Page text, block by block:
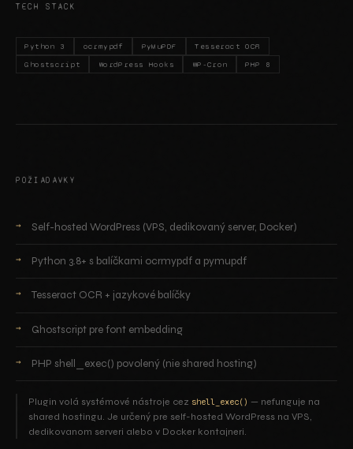
TECH STACK
Python 3 ocrmypdf PyMuPDF
Tesseract OCR
Ghostscript
WordPress Hooks WP-Cron PHP 8
POŽIADAVKY
Self-hosted WordPress (VPS, dedikovaný server, Docker)
Python 3.8+ s balíčkami ocrmypdf a pymupdf
Tesseract OCR + jazykové balíčky
Ghostscript pre font embedding
PHP shell_exec() povolený (nie shared hosting)
Plugin volá systémové nástroje cez shell_exec() — nefunguje na
shared hostingu. Je určený pre self-hosted WordPress na VPS,
dedikovanom serveri alebo v Docker kontajneri.